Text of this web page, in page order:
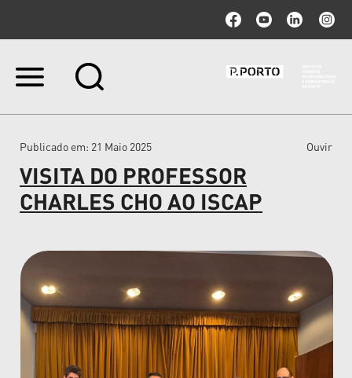
Ir
Ir
navegação
Publicado em: 21 Maio 2025 Ouvir
VISITA DO PROFESSOR
CHARLES CHO AO ISCAP